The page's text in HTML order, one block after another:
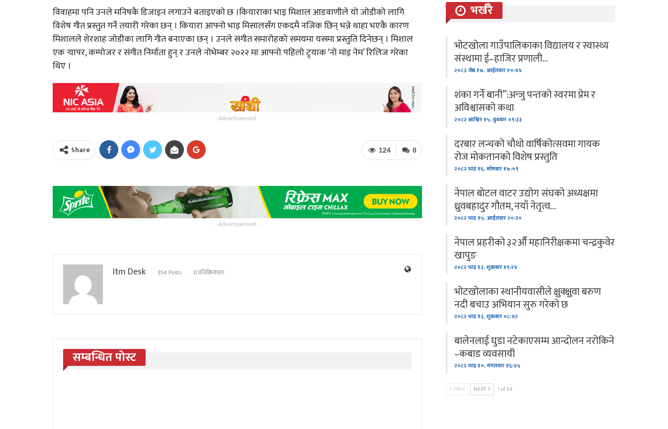
विवाहमा पनि उनले मनिषकै डिजाइन लगाउने बताइएको छ ।कियाराका भाइ मिशाल आडवाणीले यो जोडीको लागि
विशेष गीत प्रस्तुत गर्ने तयारी गरेका छन् । कियारा आफ्नो भाइ मिसालसँग एकदमै नजिक छिन् भन्ने थाहा भएकै कारण
मिशालले शेरशाह जोडीका लागि गीत बनाएका छन् । उनले संगीत समारोहको समयमा यसमा प्रस्तुति दिनेछन् । मिशाल
एक र्‍यापर, कम्पोजर र संगीत निर्माता हुन् र उनले नोभेम्बर २०२२ मा आफ्नो पहिलो ट्र्याक ‘नो माइ नेम’ रिलिज गरेका
थिए ।
- Advertisement -
0
124
Share
- Advertisement -
Itm Desk 354 Posts 0 प्रतिक्रियाहरु
सम्बन्धित पोस्ट
भर्खरै
भोटखोला गाउँपालिकाका विद्यालय र स्वास्थ्य
संस्थामा ई–हाजिर प्रणाली…
२०८३ जेष्ठ १७, आईतवार १०:४४
शंका गर्ने बानी”:अन्जु पन्तको स्वरमा प्रेम र
अविश्वासको कथा
२०८२ आश्विन १५, बुधबार ०९:३३
दरबार लन्चको चौथो वार्षिकोत्सवमा गायक
रोज मोकतानको विशेष प्रस्तुति
२०८२ भाद्र १६, सोमबार १७:०९
नेपाल बोटल वाटर उद्योग संघको अध्यक्षमा
ध्रुवबहादुर गौतम, नयाँ नेतृत्व…
२०८२ भाद्र १५, आईतवार २०:२०
नेपाल प्रहरीको ३२औँ महानिरीक्षकमा चन्द्रकुवेर
खापुङ
२०८२ भाद्र १३, शुक्रबार १९:२४
भोटखोलाका स्थानीयवासीले क्षुक्क्षुवा बरुण
नदी बचाउ अभियान सुरु गरेको छ
२०८२ भाद्र १३, शुक्रबार ०८:४२
बालेनलाई घुडा नटेकाएसम्म आन्दोलन नरोकिने
–कबाड व्यवसायी
२०८२ भाद्र १०, मंगलवार १६:४५
PREV NEXT 1 of 58